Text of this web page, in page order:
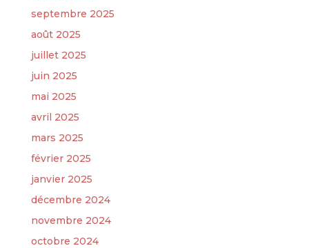
septembre 2025
août 2025
juillet 2025
juin 2025
mai 2025
avril 2025
mars 2025
février 2025
janvier 2025
décembre 2024
novembre 2024
octobre 2024